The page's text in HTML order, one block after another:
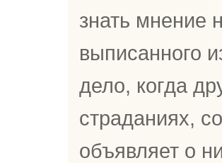
знать мнение
выписанного
дело, когда
страданиях,
объявляет о